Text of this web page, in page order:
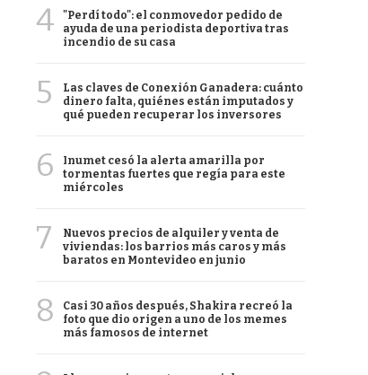
4
"Perdí todo": el conmovedor pedido de
ayuda de una periodista deportiva tras
incendio de su casa
5
Las claves de Conexión Ganadera: cuánto
dinero falta, quiénes están imputados y
qué pueden recuperar los inversores
6
Inumet cesó la alerta amarilla por
tormentas fuertes que regía para este
miércoles
7
Nuevos precios de alquiler y venta de
viviendas: los barrios más caros y más
baratos en Montevideo en junio
8
Casi 30 años después, Shakira recreó la
foto que dio origen a uno de los memes
más famosos de internet